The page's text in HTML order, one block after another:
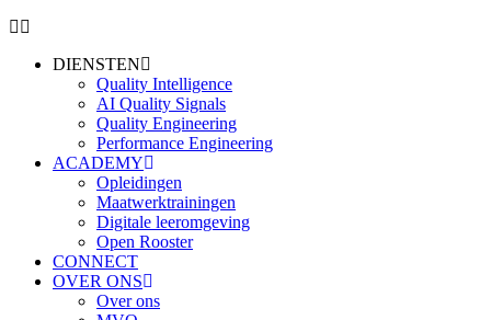
DIENSTEN
Quality Intelligence
AI Quality Signals
Quality Engineering
Performance Engineering
ACADEMY
Opleidingen
Maatwerktrainingen
Digitale leeromgeving
Open Rooster
CONNECT
OVER ONS
Over ons